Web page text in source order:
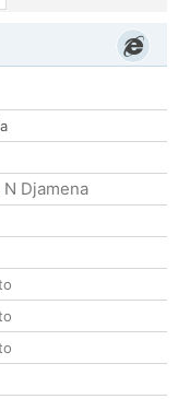
N Djamena